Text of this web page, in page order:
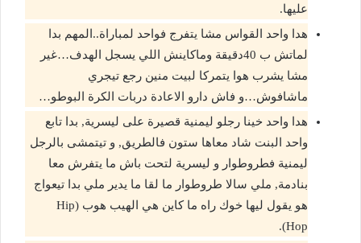
عليها.
هدا واحد القواس مشا يتفرج فواحد لمباراة..المهم بدا
لماتش ب 40دقيقة وماكاينش اللي يسجل الهدف…غير
مشا يشرب هوا يتمركا لبيت منين رجع تيجري
ماشافوش…و فاش دارو الاعادة دربات الكرة البوطو…
هدا واحد خينا رجلو ليمنية قصيرة على ليسرية, بدا تابع
واحد البنت شاد معاها ستون فالطريق, و تيتمشى بالرجل
ليمنية فطروطوار و ليسرية لتحت باش ما يتفرش معا
بنادمة, ملي سالا طروطوار ما لقا ما يدير ملي بدا تيعواج
هو يقول ليها خوك راه ما كاين هي الهيب هوب (Hip
Hop).